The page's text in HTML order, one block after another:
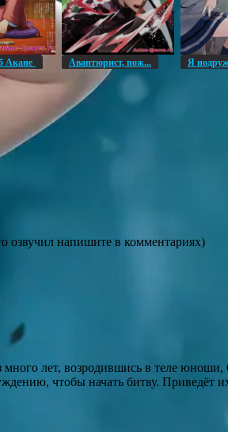
Акане Авантюрист, пож... Я
озвучил напишите в комментариях)
лет, возродившись в теле
чтобы начать битву. Приведёт